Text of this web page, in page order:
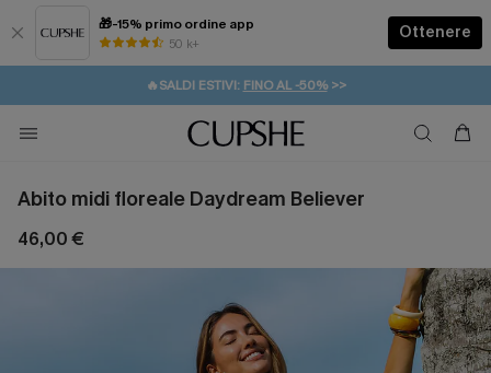
🎁-15% primo ordine app
50 k+
Ottenere
⚡️-15% SUGLI ESSENZIALI DA VACANZA | ACQUISTA
🔥SALDI ESTIVI: FINO AL -50%>>
🚚SPEDIZIONE GRATUITA DA 49€
💌REGALO PER I NUOVI: 20% DI SCONTO*
Abito midi floreale Daydream Believer
46,00 €